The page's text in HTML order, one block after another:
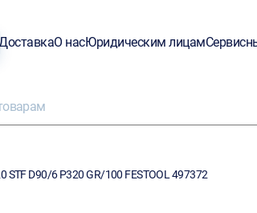
О насЮридическим лицам
D90/6 P320 GR/100 FESTOOL 497372